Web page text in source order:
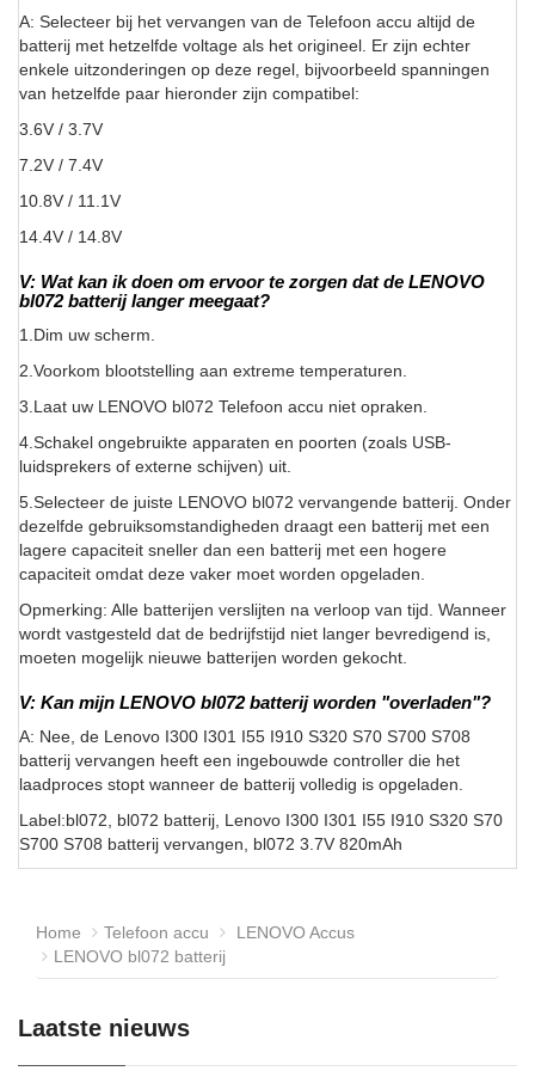
A: Selecteer bij het vervangen van de Telefoon accu altijd de
batterij met hetzelfde voltage als het origineel. Er zijn echter
enkele uitzonderingen op deze regel, bijvoorbeeld spanningen
van hetzelfde paar hieronder zijn compatibel:
3.6V / 3.7V
7.2V / 7.4V
10.8V / 11.1V
14.4V / 14.8V
V: Wat kan ik doen om ervoor te zorgen dat de LENOVO
bl072 batterij langer meegaat?
1.Dim uw scherm.
2.Voorkom blootstelling aan extreme temperaturen.
3.Laat uw LENOVO bl072 Telefoon accu niet opraken.
4.Schakel ongebruikte apparaten en poorten (zoals USB-
luidsprekers of externe schijven) uit.
5.Selecteer de juiste LENOVO bl072 vervangende batterij. Onder
dezelfde gebruiksomstandigheden draagt een batterij met een
lagere capaciteit sneller dan een batterij met een hogere
capaciteit omdat deze vaker moet worden opgeladen.
Opmerking: Alle batterijen verslijten na verloop van tijd. Wanneer
wordt vastgesteld dat de bedrijfstijd niet langer bevredigend is,
moeten mogelijk nieuwe batterijen worden gekocht.
V: Kan mijn LENOVO bl072 batterij worden "overladen"?
A: Nee, de Lenovo I300 I301 I55 I910 S320 S70 S700 S708
batterij vervangen heeft een ingebouwde controller die het
laadproces stopt wanneer de batterij volledig is opgeladen.
Label:bl072, bl072 batterij, Lenovo I300 I301 I55 I910 S320 S70
S700 S708 batterij vervangen, bl072 3.7V 820mAh
Home Telefoon accu
LENOVO Accus
LENOVO bl072 batterij
Laatste nieuws